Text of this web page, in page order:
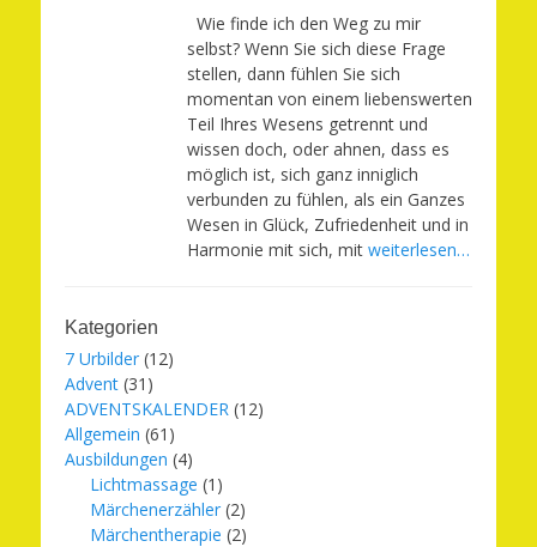
Wie finde ich den Weg zu mir
selbst? Wenn Sie sich diese Frage
stellen, dann fühlen Sie sich
momentan von einem liebenswerten
Teil Ihres Wesens getrennt und
wissen doch, oder ahnen, dass es
möglich ist, sich ganz inniglich
verbunden zu fühlen, als ein Ganzes
Wesen in Glück, Zufriedenheit und in
Harmonie mit sich, mit weiterlesen…
Kategorien
7 Urbilder (12)
Advent (31)
ADVENTSKALENDER (12)
Allgemein (61)
Ausbildungen (4)
Lichtmassage (1)
Märchenerzähler (2)
Märchentherapie (2)